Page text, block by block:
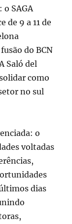
SAGA
de 9 a 11 de
do BCN
Saló del
como
no sul
o
voltadas
dias